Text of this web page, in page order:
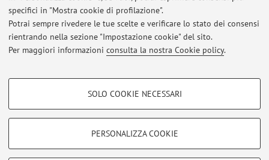
specifici in "Mostra cookie di profilazione".
Potrai sempre rivedere le tue scelte e verificare lo stato dei consensi
rientrando nella sezione "Impostazione cookie" del sito.
Per maggiori informazioni consulta la nostra Cookie policy.
COOKIE DI PROFILAZIONE - FACOLTATIVI
SOLO COOKIE NECESSARI
PERSONALIZZA COOKIE
Cambiamento giorno ricevimento
Pubblicato il: 27 settembre 2024
Area riservata
Accedi tramiteloginper gestire tutti i contenuti del sito.